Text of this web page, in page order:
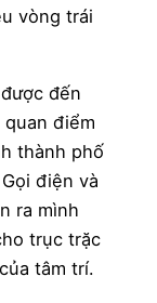
vòng trái
đến
điểm
thành phố
điện và
ra mình
trục trặc
tâm trí.